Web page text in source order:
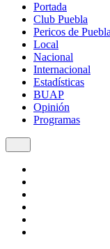
Portada
Club Puebla
Pericos de Puebla
Local
Nacional
Internacional
Estadísticas
BUAP
Opinión
Programas